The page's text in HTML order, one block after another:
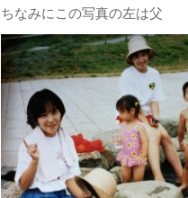
ちなみにこの写真の左は父